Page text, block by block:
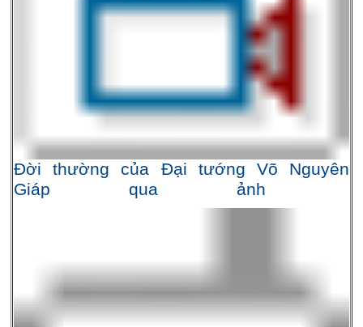
Đời thường của Đại tướng Võ Nguyên
Giáp qua ảnh